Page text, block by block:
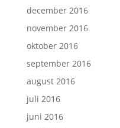
december 2016
november 2016
oktober 2016
september 2016
august 2016
juli 2016
juni 2016